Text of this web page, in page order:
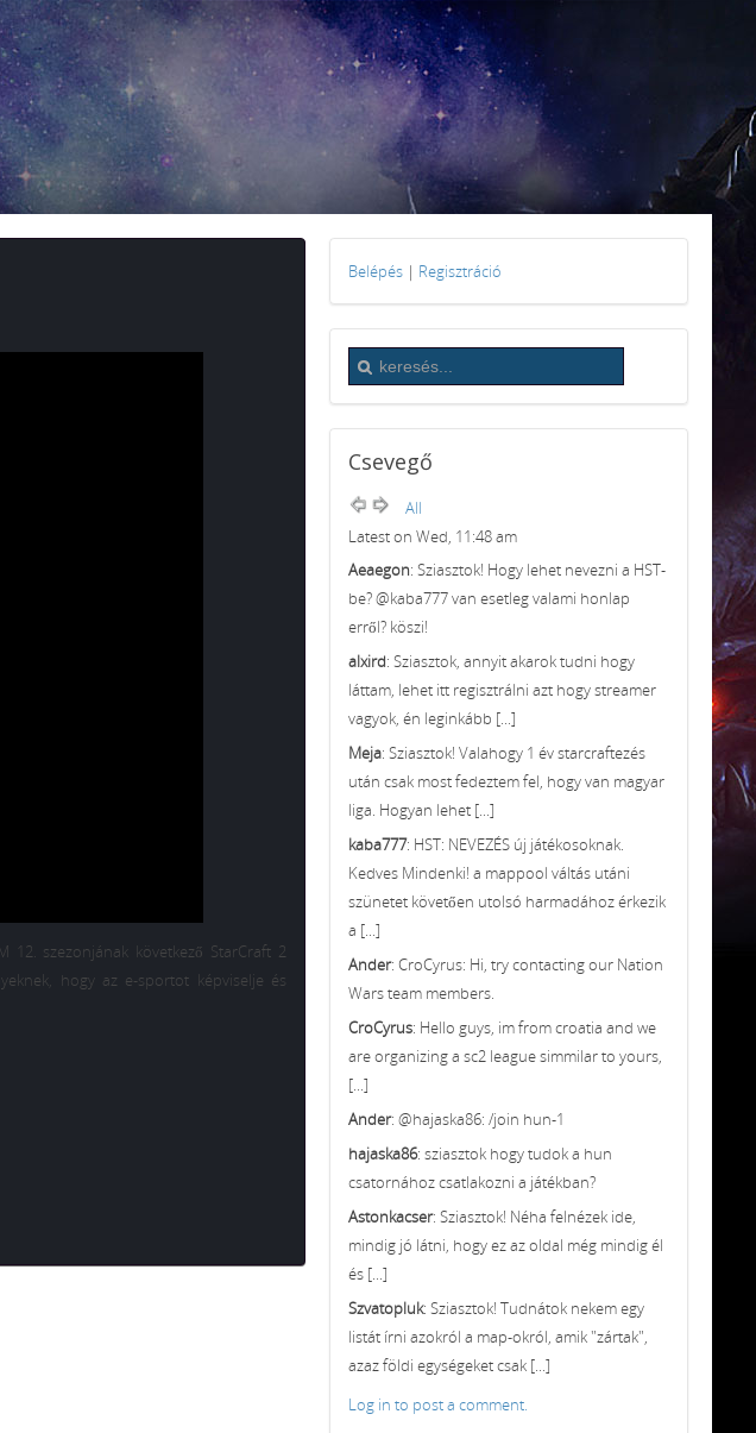
szezonjának következő StarCraft 2
hogy az e-sportot képviselje és
Belépés | Regisztráció
Csevegő
All
Latest on Wed, 11:48 am
Aeaegon: Sziasztok! Hogy lehet nevezni a HST-
be? @kaba777 van esetleg valami honlap
erről? köszi!
alxird: Sziasztok, annyit akarok tudni hogy
láttam, lehet itt regisztrálni azt hogy streamer
vagyok, én leginkább [...]
Meja: Sziasztok! Valahogy 1 év starcraftezés
után csak most fedeztem fel, hogy van magyar
liga. Hogyan lehet [...]
kaba777: HST: NEVEZÉS új játékosoknak.
Kedves Mindenki! a mappool váltás utáni
szünetet követően utolsó harmadához érkezik
a [...]
Ander: CroCyrus: Hi, try contacting our Nation
Wars team members.
CroCyrus: Hello guys, im from croatia and we
are organizing a sc2 league simmilar to yours,
[...]
Ander: @hajaska86: /join hun-1
hajaska86: sziasztok hogy tudok a hun
csatornához csatlakozni a játékban?
Astonkacser: Sziasztok! Néha felnézek ide,
mindig jó látni, hogy ez az oldal még mindig él
és [...]
Szvatopluk: Sziasztok! Tudnátok nekem egy
listát írni azokról a map-okról, amik "zártak",
azaz földi egységeket csak [...]
Log in to post a comment.